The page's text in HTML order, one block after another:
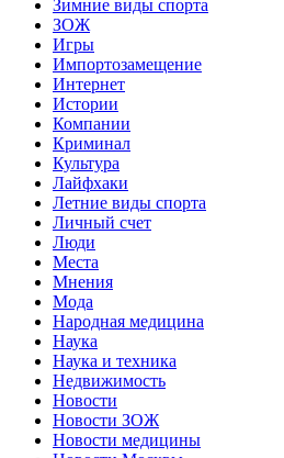
Зимние виды спорта
ЗОЖ
Игры
Импортозамещение
Интернет
Истории
Компании
Криминал
Культура
Лайфхаки
Летние виды спорта
Личный счет
Люди
Места
Мнения
Мода
Народная медицина
Наука
Наука и техника
Недвижимость
Новости
Новости ЗОЖ
Новости медицины